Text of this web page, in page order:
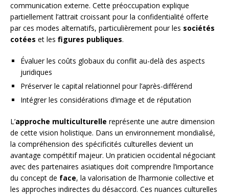
communication externe. Cette préoccupation explique
partiellement l’attrait croissant pour la confidentialité offerte
par ces modes alternatifs, particulièrement pour les sociétés
cotées et les figures publiques.
Évaluer les coûts globaux du conflit au-delà des aspects
juridiques
Préserver le capital relationnel pour l’après-différend
Intégrer les considérations d’image et de réputation
L’approche multiculturelle représente une autre dimension
de cette vision holistique. Dans un environnement mondialisé,
la compréhension des spécificités culturelles devient un
avantage compétitif majeur. Un praticien occidental négociant
avec des partenaires asiatiques doit comprendre l’importance
du concept de face, la valorisation de l’harmonie collective et
les approches indirectes du désaccord. Ces nuances culturelles